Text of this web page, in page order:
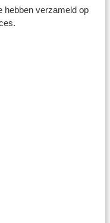
hebben verzameld op